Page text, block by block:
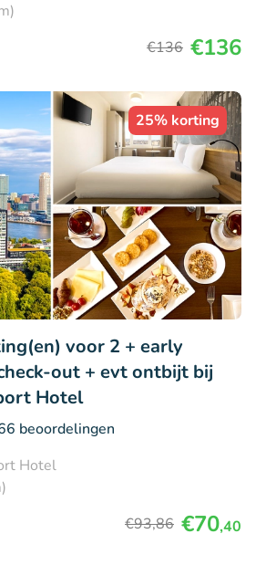
€136 €136
25% korting
voor 2 + early
out + evt ontbijt bij
Hotel
beoordelingen
Hotel
€93,86 €70,40